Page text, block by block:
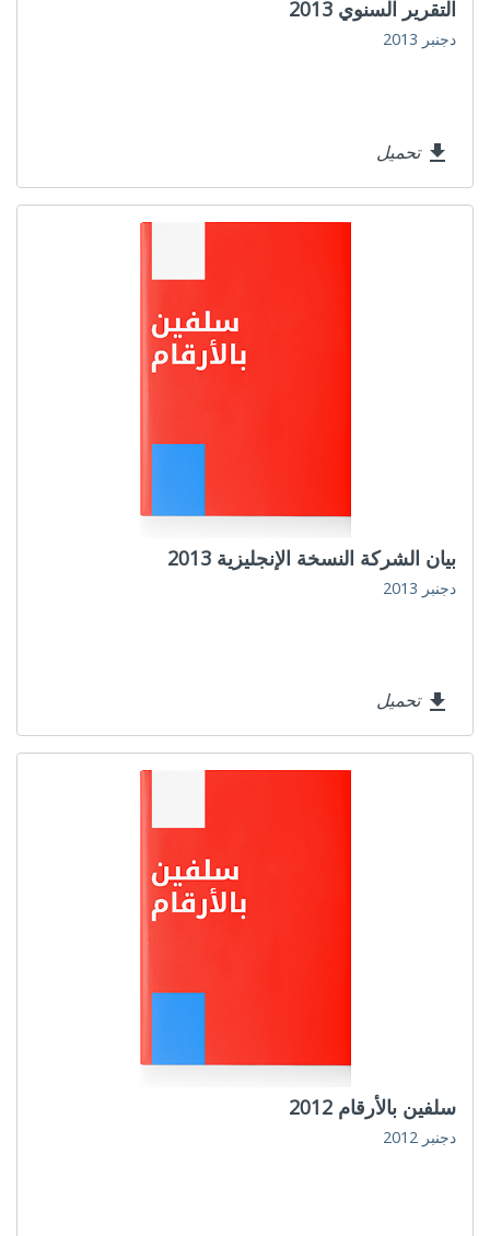
التقرير السنوي 2013
دجنبر 2013
file_download تحميل
بيان الشركة النسخة الإنجليزية 2013
دجنبر 2013
file_download تحميل
سلفين بالأرقام 2012
دجنبر 2012